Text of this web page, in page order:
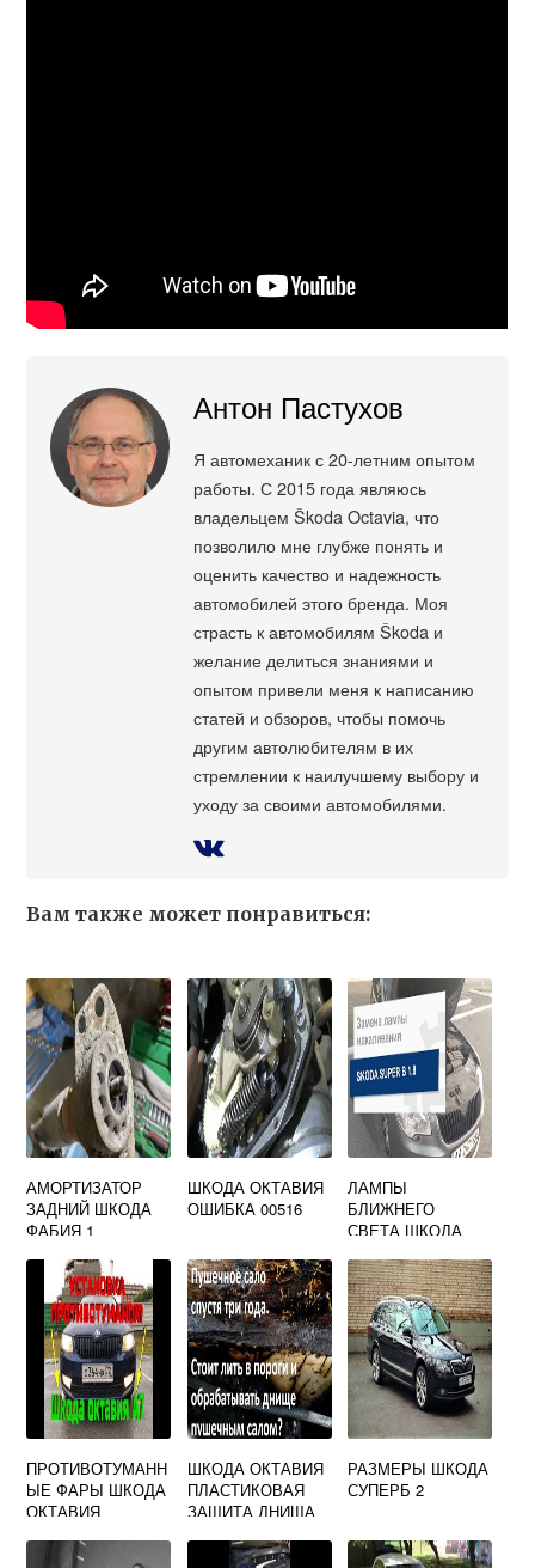
Антон Пастухов
Я автомеханик с 20-летним опытом
работы. С 2015 года являюсь
владельцем Škoda Octavia, что
позволило мне глубже понять и
оценить качество и надежность
автомобилей этого бренда. Моя
страсть к автомобилям Škoda и
желание делиться знаниями и
опытом привели меня к написанию
статей и обзоров, чтобы помочь
другим автолюбителям в их
стремлении к наилучшему выбору и
уходу за своими автомобилями.
Вам также может понравиться:
АМОРТИЗАТОР
ЗАДНИЙ ШКОДА
ФАБИЯ 1
ШКОДА ОКТАВИЯ
ОШИБКА 00516
ЛАМПЫ
БЛИЖНЕГО
СВЕТА ШКОДА
ПРОТИВОТУМАНН
ЫЕ ФАРЫ ШКОДА
ОКТАВИЯ
ШКОДА ОКТАВИЯ
ПЛАСТИКОВАЯ
ЗАЩИТА ДНИЩА
РАЗМЕРЫ ШКОДА
СУПЕРБ 2